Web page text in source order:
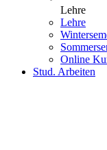
Lehre
Lehre
Online
Stud. Arbeiten